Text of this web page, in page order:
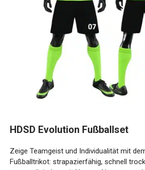
Fußballtrikot: strapazierfähig, schnell
personalisierbar mit Namen, Nummer und